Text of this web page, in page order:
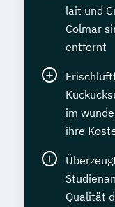
lait und
Colmar
entfernt
im
ihre
Qualität